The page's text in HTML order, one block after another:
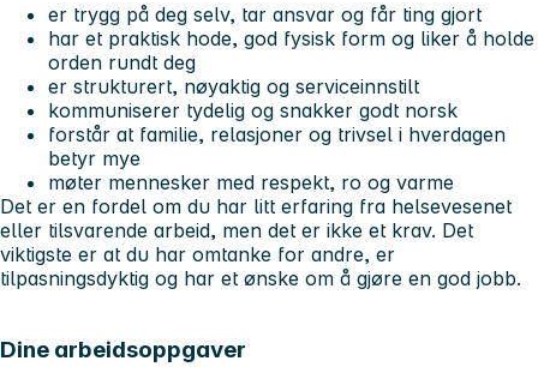
er trygg på deg selv, tar ansvar og får ting gjort
har et praktisk hode, god fysisk form og liker å holde
orden rundt deg
er strukturert, nøyaktig og serviceinnstilt
kommuniserer tydelig og snakker godt norsk
forstår at familie, relasjoner og trivsel i hverdagen
betyr mye
møter mennesker med respekt, ro og varme
Det er en fordel om du har litt erfaring fra helsevesenet
eller tilsvarende arbeid, men det er ikke et krav. Det
viktigste er at du har omtanke for andre, er
tilpasningsdyktig og har et ønske om å gjøre en god jobb.
Dine arbeidsoppgaver